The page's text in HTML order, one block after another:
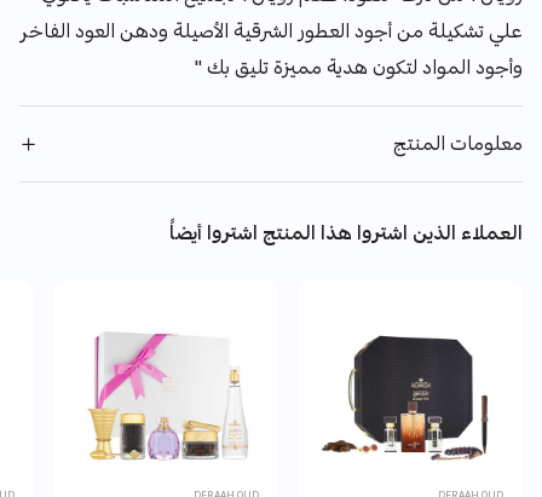
علي تشكيلة من أجود العطور الشرقية الأصيلة ودهن العود الفاخر
وأجود المواد لتكون هدية مميزة تليق بك "
معلومات المنتج
العملاء الذين اشتروا هذا المنتج اشتروا أيضاً